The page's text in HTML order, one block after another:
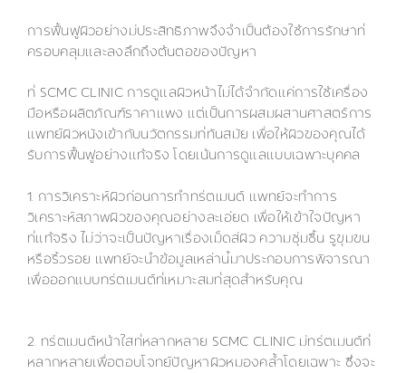
การฟื้นฟูผิวอย่างมีประสิทธิภาพจึงจำเป็นต้องใช้การรักษาที่
ครอบคลุมและลงลึกถึงต้นตอของปัญหา
ที่ SCMC CLINIC การดูแลผิวหน้าไม่ได้จำกัดแค่การใช้เครื่อง
มือหรือผลิตภัณฑ์ราคาแพง แต่เป็นการผสมผสานศาสตร์การ
แพทย์ผิวหนังเข้ากับนวัตกรรมที่ทันสมัย เพื่อให้ผิวของคุณได้
รับการฟื้นฟูอย่างแท้จริง โดยเน้นการดูแลแบบเฉพาะบุคคล
1. การวิเคราะห์ผิวก่อนการทำทรีตเมนต์ แพทย์จะทำการ
วิเคราะห์สภาพผิวของคุณอย่างละเอียด เพื่อให้เข้าใจปัญหา
ที่แท้จริง ไม่ว่าจะเป็นปัญหาเรื่องเม็ดสีผิว ความชุ่มชื้น รูขุมขน
หรือริ้วรอย แพทย์จะนำข้อมูลเหล่านี้มาประกอบการพิจารณา
เพื่อออกแบบทรีตเมนต์ที่เหมาะสมที่สุดสำหรับคุณ
2. ทรีตเมนต์หน้าใสที่หลากหลาย SCMC CLINIC มีทรีตเมนต์ที่
หลากหลายเพื่อตอบโจทย์ปัญหาผิวหมองคล้ำโดยเฉพาะ ซึ่งจะ